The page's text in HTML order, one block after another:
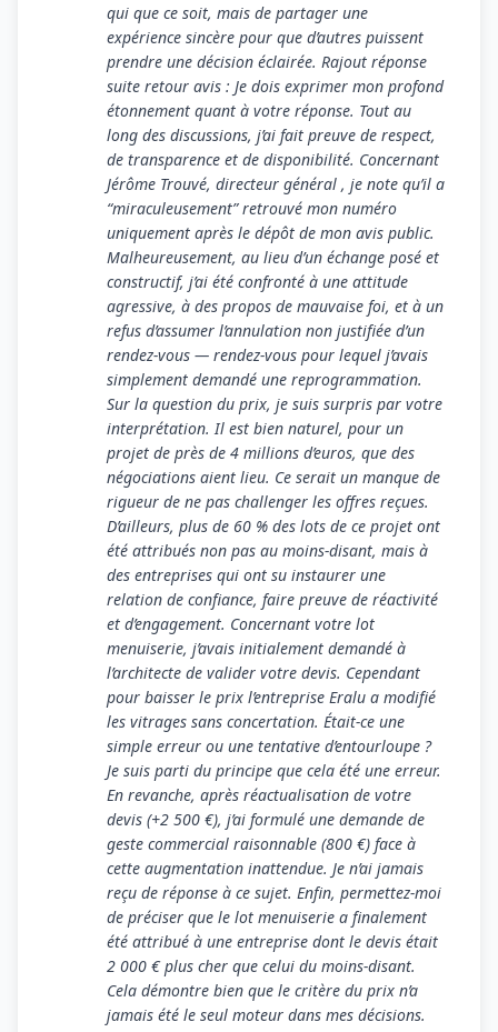
qui que ce soit, mais de partager une
expérience sincère pour que d’autres puissent
prendre une décision éclairée. Rajout réponse
suite retour avis : Je dois exprimer mon profond
étonnement quant à votre réponse. Tout au
long des discussions, j’ai fait preuve de respect,
de transparence et de disponibilité. Concernant
Jérôme Trouvé, directeur général , je note qu’il a
“miraculeusement” retrouvé mon numéro
uniquement après le dépôt de mon avis public.
Malheureusement, au lieu d’un échange posé et
constructif, j’ai été confronté à une attitude
agressive, à des propos de mauvaise foi, et à un
refus d’assumer l’annulation non justifiée d’un
rendez-vous — rendez-vous pour lequel j’avais
simplement demandé une reprogrammation.
Sur la question du prix, je suis surpris par votre
interprétation. Il est bien naturel, pour un
projet de près de 4 millions d’euros, que des
négociations aient lieu. Ce serait un manque de
rigueur de ne pas challenger les offres reçues.
D’ailleurs, plus de 60 % des lots de ce projet ont
été attribués non pas au moins-disant, mais à
des entreprises qui ont su instaurer une
relation de confiance, faire preuve de réactivité
et d’engagement. Concernant votre lot
menuiserie, j’avais initialement demandé à
l’architecte de valider votre devis. Cependant
pour baisser le prix l’entreprise Eralu a modifié
les vitrages sans concertation. Était-ce une
simple erreur ou une tentative d’entourloupe ?
Je suis parti du principe que cela été une erreur.
En revanche, après réactualisation de votre
devis (+2 500 €), j’ai formulé une demande de
geste commercial raisonnable (800 €) face à
cette augmentation inattendue. Je n’ai jamais
reçu de réponse à ce sujet. Enfin, permettez-moi
de préciser que le lot menuiserie a finalement
été attribué à une entreprise dont le devis était
2 000 € plus cher que celui du moins-disant.
Cela démontre bien que le critère du prix n’a
jamais été le seul moteur dans mes décisions.